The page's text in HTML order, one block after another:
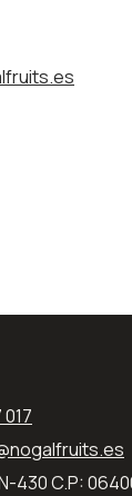
017
430 C.P: